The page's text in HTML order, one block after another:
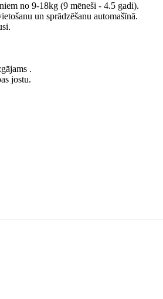
no 9-18kg (9 mēneši - 4.5 gadi).
un sprādzēšanu automašīnā.
.
jostu.